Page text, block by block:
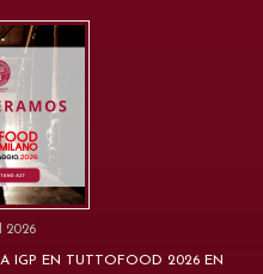
2026
IGP EN TUTTOFOOD 2026 EN